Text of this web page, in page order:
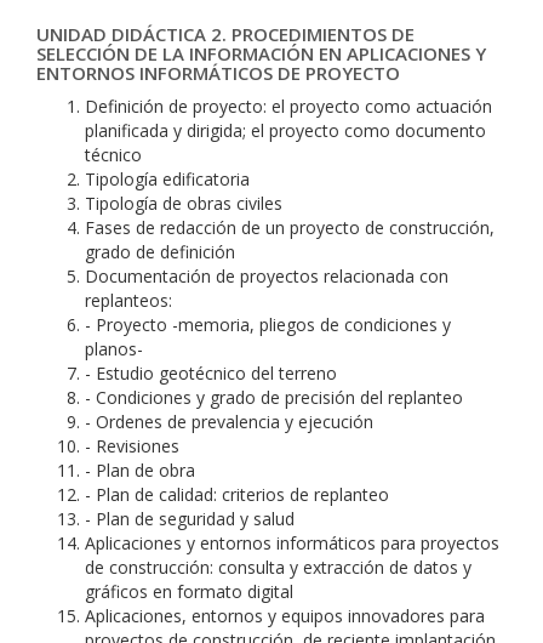
UNIDAD DIDÁCTICA 2. PROCEDIMIENTOS DE
SELECCIÓN DE LA INFORMACIÓN EN APLICACIONES Y
ENTORNOS INFORMÁTICOS DE PROYECTO
Definición de proyecto: el proyecto como actuación
planificada y dirigida; el proyecto como documento
técnico
Tipología edificatoria
Tipología de obras civiles
Fases de redacción de un proyecto de construcción,
grado de definición
Documentación de proyectos relacionada con
replanteos:
- Proyecto -memoria, pliegos de condiciones y
planos-
- Estudio geotécnico del terreno
- Condiciones y grado de precisión del replanteo
- Ordenes de prevalencia y ejecución
- Revisiones
- Plan de obra
- Plan de calidad: criterios de replanteo
- Plan de seguridad y salud
Aplicaciones y entornos informáticos para proyectos
de construcción: consulta y extracción de datos y
gráficos en formato digital
Aplicaciones, entornos y equipos innovadores para